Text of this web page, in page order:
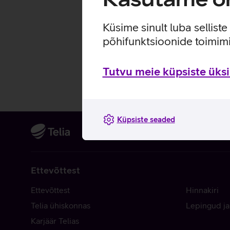
Küsime sinult luba
põhifunktsioonide
Tutvu meie küpsiste
Küpsiste seaded
Ettevõttest
Ettevõttest
Telia ühiskonnas
Karjäär Telias
Hinnakiri
Lepingud